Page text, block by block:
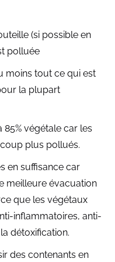
(si possible en
polluée
moins tout ce qui est
la plupart
85% végétale car les
plus pollués.
en suffisance car
meilleure évacuation
que les végétaux
inflammatoires, anti-
détoxification.
des contenants en